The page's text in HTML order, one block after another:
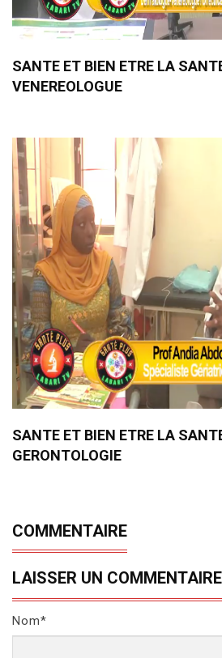
SANTE ET BIEN ETRE LA
VENEREOLOGUE
SANTE ET BIEN ETRE LA
GERONTOLOGIE
COMMENTAIRE
LAISSER UN COMMENTAIRE
Nom*